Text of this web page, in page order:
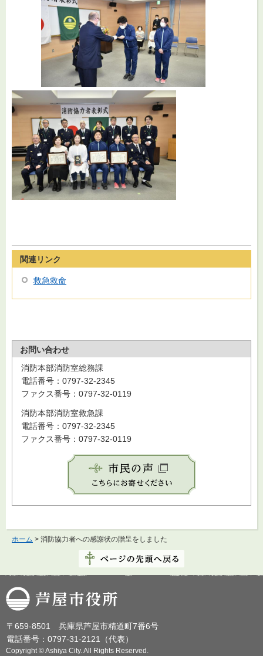
関連リンク
救急救命
お問い合わせ
消防本部消防室総務課
電話番号：0797-32-2345
ファクス番号：0797-32-0119
消防本部消防室救急課
電話番号：0797-32-2345
ファクス番号：0797-32-0119
ホーム > 消防協力者への感謝状の贈呈をしました
芦屋市役所
〒659-8501 兵庫県芦屋市精道町7番6号
電話番号：0797-31-2121（代表）
Copyright © Ashiya City. All Rights Reserved.